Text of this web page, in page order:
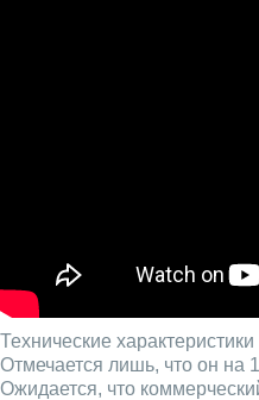
Технические
Отмечается лишь, что он на
Ожидается, что